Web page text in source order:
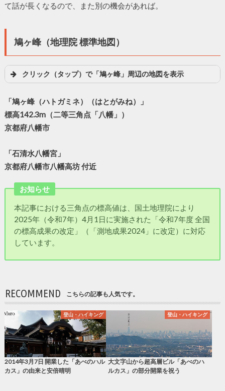
て話が長くなるので、また別の機会があれば。
鳩ヶ峰（地理院 標準地図）
クリック（タップ）で「鳩ヶ峰」周辺の地図を表示
「鳩ヶ峰（ハトガミネ）（はとがみね）」
標高142.3m（二等三角点「八幡」）
京都府八幡市
「石清水八幡宮」
京都府八幡市八幡高坊 付近
お知らせ
本記事における三角点の標高値は、国土地理院により
2025年（令和7年）4月1日に実施された「令和7年度 全国
の標高成果の改定」（「測地成果2024」に改定）に対応
しています。
RECOMMEND こちらの記事も人気です。
登山・ハイキング
2014年3月7日 開業した「あべのハル
カス」の由来と安倍晴明
登山・ハイキング
大文字山から超高層ビル「あべのハ
ルカス」の部分開業を祝う